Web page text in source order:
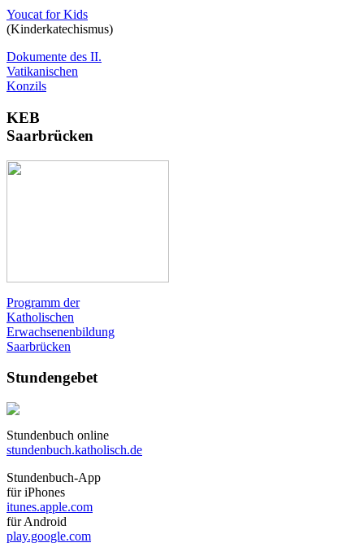
Youcat for Kids
(Kinderkatechismus)
Dokumente des II.
Vatikanischen
Konzils
KEB
Saarbrücken
Programm der
Katholischen
Erwachsenenbildung
Saarbrücken
Stundengebet
Stundenbuch online
stundenbuch.katholisch.de
Stundenbuch-App
für iPhones
itunes.apple.com
für Android
play.google.com